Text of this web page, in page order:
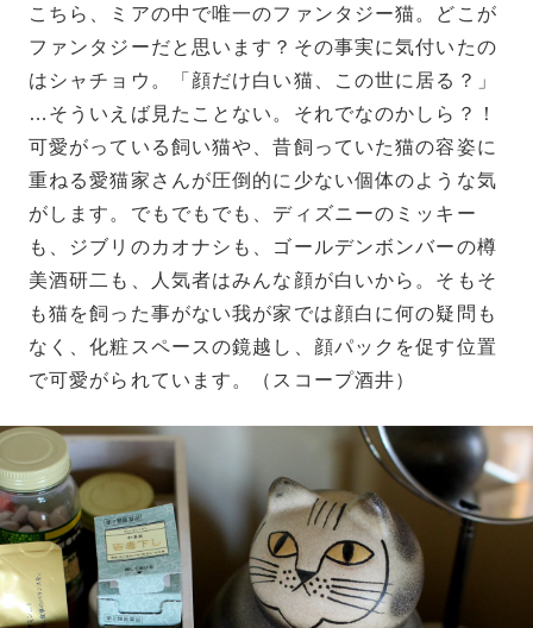
こちら、ミアの中で唯一のファンタジー猫。どこが
ファンタジーだと思います？その事実に気付いたの
はシャチョウ。「顔だけ白い猫、この世に居る？」
…そういえば見たことない。それでなのかしら？！
可愛がっている飼い猫や、昔飼っていた猫の容姿に
重ねる愛猫家さんが圧倒的に少ない個体のような気
がします。でもでもでも、ディズニーのミッキー
も、ジブリのカオナシも、ゴールデンボンバーの樽
美酒研二も、人気者はみんな顔が白いから。そもそ
も猫を飼った事がない我が家では顔白に何の疑問も
なく、化粧スペースの鏡越し、顔パックを促す位置
で可愛がられています。（スコープ酒井）